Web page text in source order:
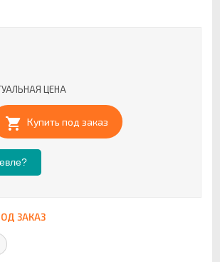
ЦЕНА
Купить под заказ
ЗАКАЗ